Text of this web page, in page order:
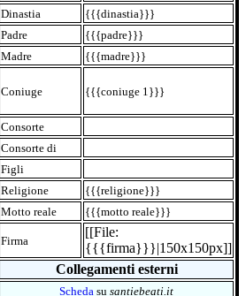
Dinastia
{{{dinastia}}}
Padre
{{{padre}}}
Madre
{{{madre}}}
Coniuge {{{coniuge 1}}}
Consorte
Consorte di
Figli
Religione
{{{religione}}}
Motto reale
{{{motto reale}}}
Firma
[[File:
{{{firma}}}|150x150px]]
Collegamenti esterni
Scheda su santiebeati.it